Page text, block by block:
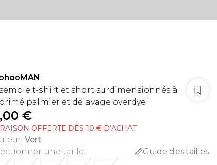
t-shirt et short surdimensionnés à
palmier et délavage overdye
€
OFFERTE DÈS 10 € D’ACHAT
: Vert
une taille:
Guide des tailles